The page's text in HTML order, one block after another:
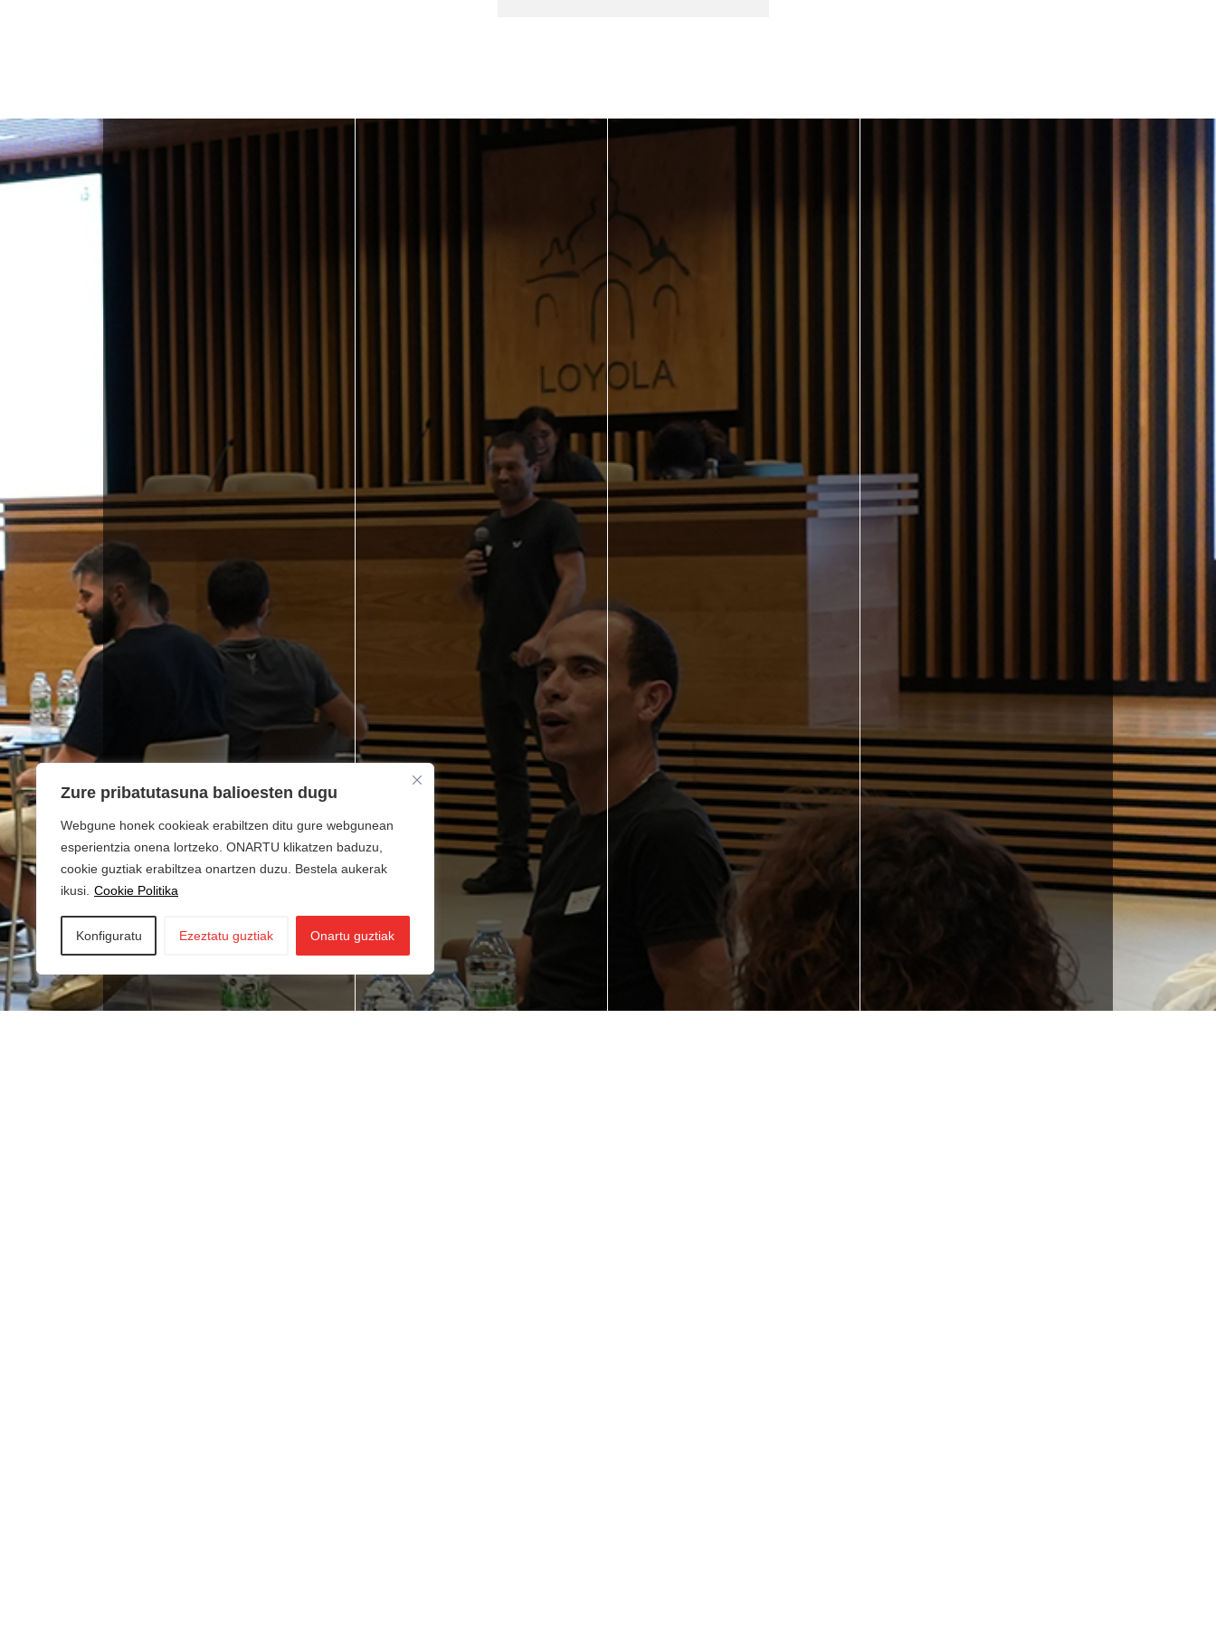
Zure pribatutasuna balioesten dugu
Webgune honek cookieak erabiltzen ditu gure webgunean
esperientzia onena lortzeko. ONARTU klikatzen baduzu,
cookie guztiak erabiltzea onartzen duzu. Bestela aukerak
ikusi. Cookie Politika
Konfiguratu Ezeztatu guztiak Onartu guztiak